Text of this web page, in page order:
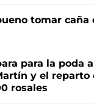
tomar caña
para la poda
y el reparto
rosales